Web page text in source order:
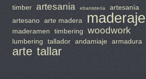
timber artesania ebanistería
artesanía
artesano arte madera maderaje
maderamen timbering woodwork
lumbering tallador andamiaje armadura
arte tallar